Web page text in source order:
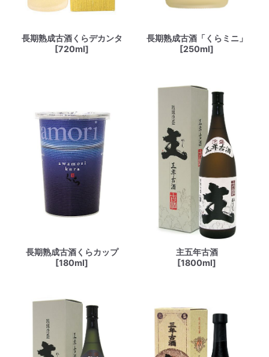
長期熟成古酒くらデカンタ
[720ml]
長期熟成古酒「くらミニ」
[250ml]
長期熟成古酒くらカップ
[180ml]
主五年古酒
[1800ml]